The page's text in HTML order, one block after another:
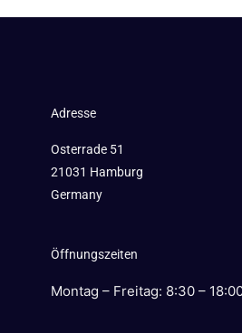
Adresse
Osterrade 51
21031 Hamburg
Germany
Öffnungszeiten
Montag – Freitag: 8:30 –